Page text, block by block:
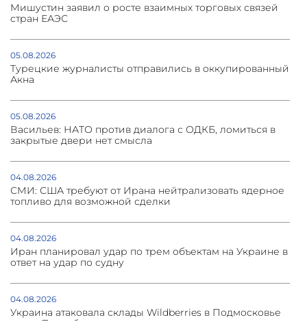
Мишустин заявил о росте взаимных торговых связей
стран ЕАЭС
05.08.2026
Турецкие журналисты отправились в оккупированный
Акна
05.08.2026
Васильев: НАТО против диалога с ОДКБ, ломиться в
закрытые двери нет смысла
04.08.2026
СМИ: США требуют от Ирана нейтрализовать ядерное
топливо для возможной сделки
04.08.2026
Иран планировал удар по трем объектам на Украине в
ответ на удар по судну
04.08.2026
Украина атаковала склады Wildberries в Подмосковье
и под Петербургом